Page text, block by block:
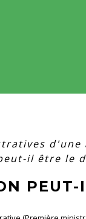
d'une
il être le